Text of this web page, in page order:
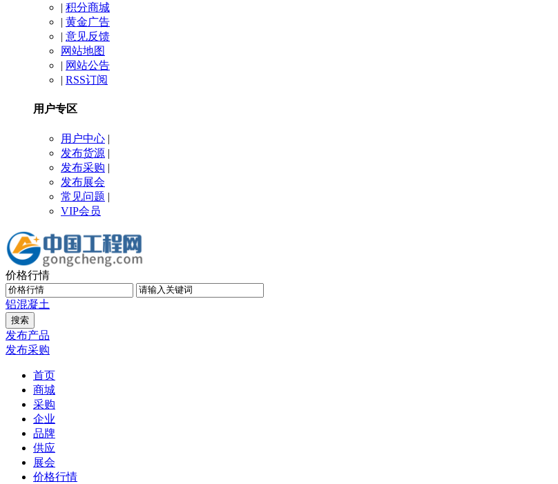
| 积分商城
| 黄金广告
| 意见反馈
网站地图
| 网站公告
| RSS订阅
用户专区
用户中心 |
发布货源 |
发布采购 |
发布展会
常见问题 |
VIP会员
价格行情
铝混凝土
发布产品
发布采购
首页
商城
采购
企业
品牌
供应
展会
价格行情